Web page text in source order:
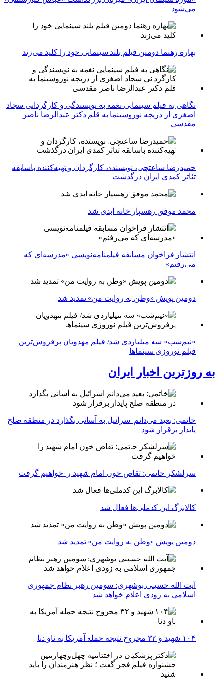
می‌شود
بهاره رهنما دومین فیلم بلند سینمایی خود را کلید می‌زند
نگاهی به فیلم سینمایی نغمه به نویسندگی و کارگردانی سجاد
اصغری از دریچه نوروسینما به قلم دکتر عبدالرضا ناصر
مقدسی
حمیدرضا ساعتچی، نویسنده، کارگردان و تهیه‌کننده باسابقه
تئاتر کمدی ایران درگذشت
محمد موفق رهسپار خانه ابدی شد
انتشار فراخوان مسابقه فیلمنامه‌نویسی «مدرسه‌ای که
می‌رفتم»
دومین پویش «وطن به روایت من» تمدید شد
«نیم‌شب» سه میلیاردی شد/ فیلم مهدویان پرفروش‌ترین
فیلم نوروزی سینماها
به روزترین اخبار ایران
خاتمی: بعید می‌دانم اسرائیل به آسانی بگذارد در منطقه صلح
پایدار برقرار شود
سرلشکر حاتمی: تقاص خون امام شهید را خواهیم گرفت
کالابرگ این کدملی‌ها فعال شد
دومین پویش «وطن به روایت من» تمدید شد
آیت الله حسینی بوشهری: سومین رهبر نظام جمهوری
اسلامی به زودی اعلام خواهد شد
۱۰۴ شهید و ۳۲ مجروح نتیجه حمله آمریکا به ناو دنا